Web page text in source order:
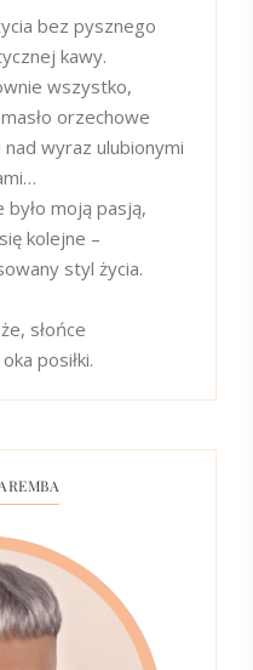
bez pysznego
kawy.
wszystko,
orzechowe
wyraz ulubionymi
moją pasją,
kolejne –
styl życia.
słońce
posiłki.